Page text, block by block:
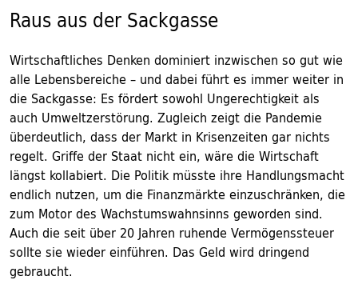
Raus aus der Sackgasse
Wirtschaftliches Denken dominiert inzwischen so gut wie
alle Lebensbereiche – und dabei führt es immer weiter in
die Sackgasse: Es fördert sowohl Ungerechtigkeit als
auch Umweltzerstörung. Zugleich zeigt die Pandemie
überdeutlich, dass der Markt in Krisenzeiten gar nichts
regelt. Griffe der Staat nicht ein, wäre die Wirtschaft
längst kollabiert. Die Politik müsste ihre Handlungsmacht
endlich nutzen, um die Finanzmärkte einzuschränken, die
zum Motor des Wachstumswahnsinns geworden sind.
Auch die seit über 20 Jahren ruhende Vermögenssteuer
sollte sie wieder einführen. Das Geld wird dringend
gebraucht.